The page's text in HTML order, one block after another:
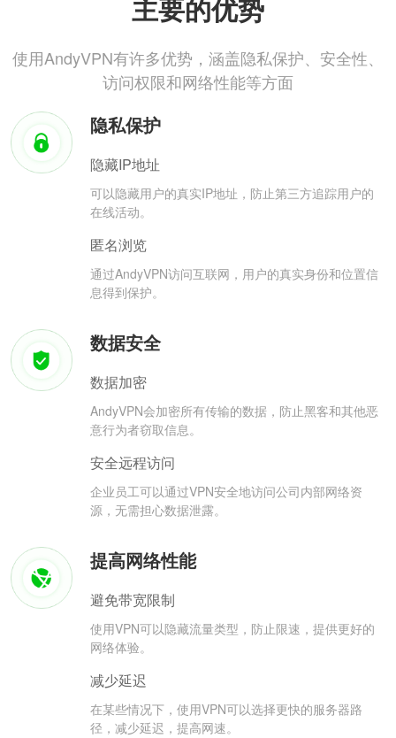
主要的优势
使用AndyVPN有许多优势，涵盖隐私保护、安全性、
访问权限和网络性能等方面
隐私保护
隐藏IP地址
可以隐藏用户的真实IP地址，防止第三方追踪用户的
在线活动。
匿名浏览
通过AndyVPN访问互联网，用户的真实身份和位置信
息得到保护。
数据安全
数据加密
AndyVPN会加密所有传输的数据，防止黑客和其他恶
意行为者窃取信息。
安全远程访问
企业员工可以通过VPN安全地访问公司内部网络资
源，无需担心数据泄露。
提高网络性能
避免带宽限制
使用VPN可以隐藏流量类型，防止限速，提供更好的
网络体验。
减少延迟
在某些情况下，使用VPN可以选择更快的服务器路
径，减少延迟，提高网速。